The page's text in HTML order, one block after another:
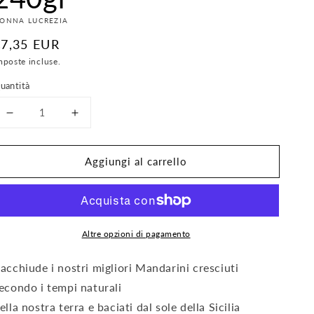
LUCREZIA
EUR
incluse.
Diminuisci
per
di
Aumenta
per
Marmellata
di
Mandarini
Sicilia
240gr
Aggiungi al carrello
Altre opzioni di pagamento
i nostri migliori Mandarini cresciuti
i tempi naturali
nostra terra e baciati dal sole della Sicilia